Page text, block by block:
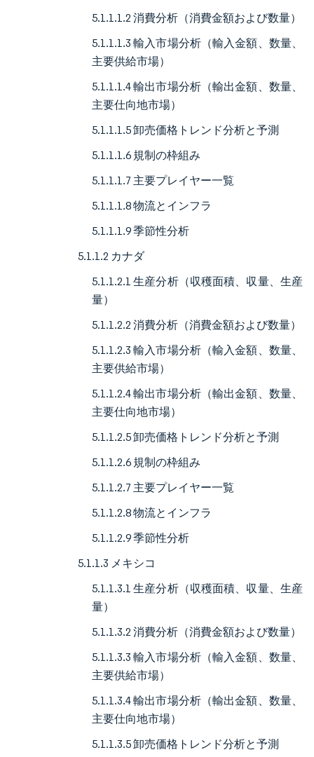
5.1.1.1.2 消費分析（消費金額および数量）
5.1.1.1.3 輸入市場分析（輸入金額、数量、
主要供給市場）
5.1.1.1.4 輸出市場分析（輸出金額、数量、
主要仕向地市場）
5.1.1.1.5 卸売価格トレンド分析と予測
5.1.1.1.6 規制の枠組み
5.1.1.1.7 主要プレイヤー一覧
5.1.1.1.8 物流とインフラ
5.1.1.1.9 季節性分析
5.1.1.2 カナダ
5.1.1.2.1 生産分析（収穫面積、収量、生産
量）
5.1.1.2.2 消費分析（消費金額および数量）
5.1.1.2.3 輸入市場分析（輸入金額、数量、
主要供給市場）
5.1.1.2.4 輸出市場分析（輸出金額、数量、
主要仕向地市場）
5.1.1.2.5 卸売価格トレンド分析と予測
5.1.1.2.6 規制の枠組み
5.1.1.2.7 主要プレイヤー一覧
5.1.1.2.8 物流とインフラ
5.1.1.2.9 季節性分析
5.1.1.3 メキシコ
5.1.1.3.1 生産分析（収穫面積、収量、生産
量）
5.1.1.3.2 消費分析（消費金額および数量）
5.1.1.3.3 輸入市場分析（輸入金額、数量、
主要供給市場）
5.1.1.3.4 輸出市場分析（輸出金額、数量、
主要仕向地市場）
5.1.1.3.5 卸売価格トレンド分析と予測